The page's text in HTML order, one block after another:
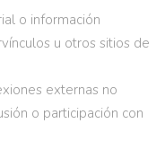
o información
u otros sitios de
externas no
o participación con